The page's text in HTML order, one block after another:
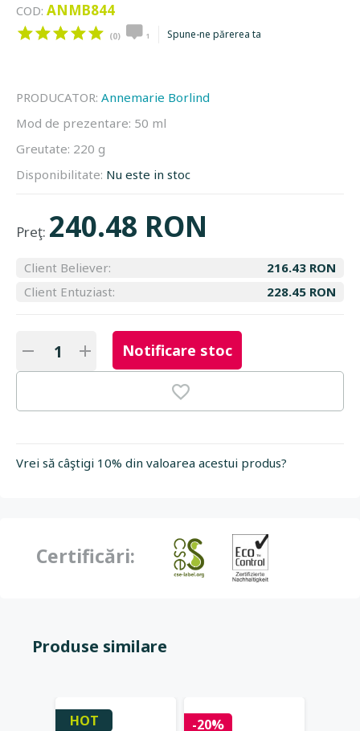
COD: ANMB844
(0) 1 Spune-ne părerea ta
PRODUCATOR: Annemarie Borlind
Mod de prezentare: 50 ml
Greutate: 220 g
Disponibilitate: Nu este in stoc
Preţ: 240.48 RON
Client Believer:
216.43 RON
Client Entuziast:
228.45 RON
Notificare stoc
Vrei să câştigi 10% din valoarea acestui produs?
Certificări:
Produse similare
HOT -20%